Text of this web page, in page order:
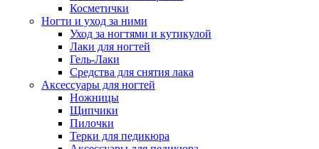
Косметички
Ногти и уход за ними
Уход за ногтями и кутикулой
Лаки для ногтей
Гель-Лаки
Средства для снятия лака
Аксессуары для ногтей
Ножницы
Щипчики
Пилочки
Терки для педикюра